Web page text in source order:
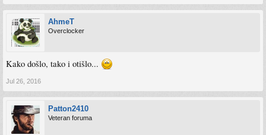
AhmeT
Overclocker
Kako došlo, tako i otišlo...
Jul 26, 2016
Patton2410
Veteran foruma